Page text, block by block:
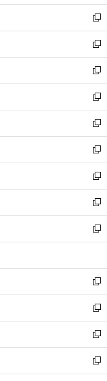
ウ
ィ
ン
ド
ウ
で
開
く
し
い
ウ
ィ
ン
ド
ウ
で
開
く
新
し
い
ウ
ィ
ン
ド
ウ
で
開
く
新
し
い
ウ
ィ
ン
ド
ウ
で
開
く
新
し
い
ウ
ィ
ン
ド
ウ
で
開
く
新
し
い
ウ
ィ
ン
ド
ウ
で
開
く
新
し
い
ウ
ィ
ン
ド
ウ
で
開
新
し
い
ウ
ィ
ン
ド
ウ
開
く
新
し
い
ウ
ィ
ン
ウ
で
開
く
新
し
い
ウ
ン
ド
ウ
で
開
く
新
し
ウ
ィ
ン
ド
ウ
で
開
く
新
し
い
ウ
ィ
ン
ド
ウ
新
し
い
ウ
ィ
ン
新
し
い
ウ
新
し